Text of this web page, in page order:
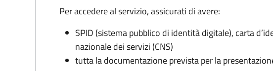
Per accedere al servizio, assicurati di avere:
SPID (sistema pubblico di identità digitale), carta
nazionale dei servizi (CNS)
tutta la documentazione prevista per la